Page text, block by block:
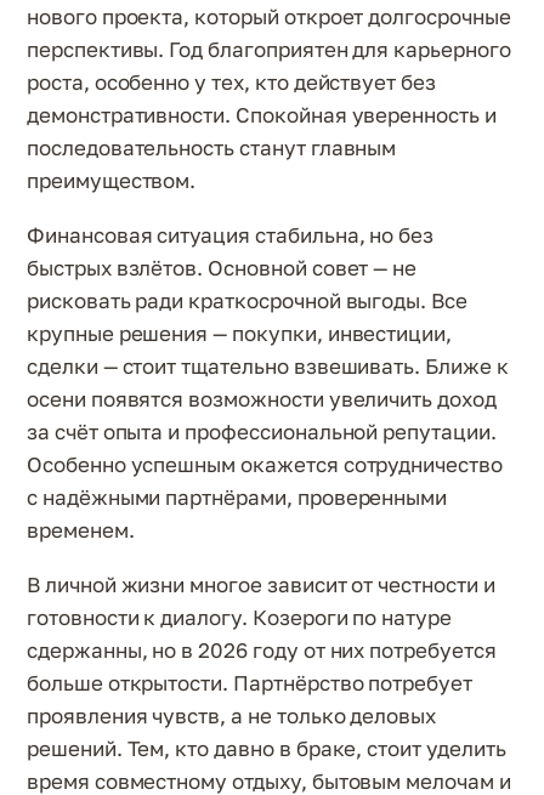
нового проекта, который откроет долгосрочные
перспективы. Год благоприятен для карьерного
роста, особенно у тех, кто действует без
демонстративности. Спокойная уверенность и
последовательность станут главным
преимуществом.
Финансовая ситуация стабильна, но без
быстрых взлётов. Основной совет — не
рисковать ради краткосрочной выгоды. Все
крупные решения — покупки, инвестиции,
сделки — стоит тщательно взвешивать. Ближе к
осени появятся возможности увеличить доход
за счёт опыта и профессиональной репутации.
Особенно успешным окажется сотрудничество
с надёжными партнёрами, проверенными
временем.
В личной жизни многое зависит от честности и
готовности к диалогу. Козероги по натуре
сдержанны, но в 2026 году от них потребуется
больше открытости. Партнёрство потребует
проявления чувств, а не только деловых
решений. Тем, кто давно в браке, стоит уделить
время совместному отдыху, бытовым мелочам и